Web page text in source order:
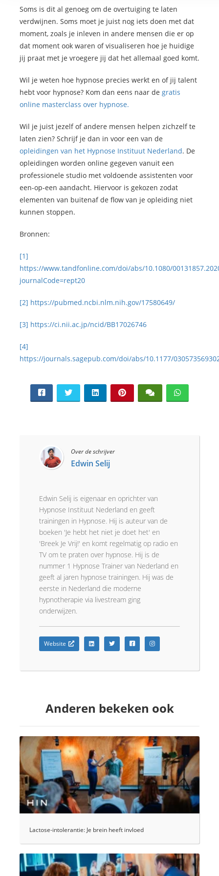
Soms is dit al genoeg om de overtuiging te laten
verdwijnen. Soms moet je juist nog iets doen met dat
moment, zoals je inleven in andere mensen die er op
dat moment ook waren of visualiseren hoe je huidige
jij praat met je vroegere jij dat het allemaal goed komt.
Wil je weten hoe hypnose precies werkt en of jij talent
hebt voor hypnose? Kom dan eens naar de gratis
online masterclass over hypnose.
Wil je juist jezelf of andere mensen helpen zichzelf te
laten zien? Schrijf je dan in voor een van de
opleidingen van het Hypnose Instituut Nederland. De
opleidingen worden online gegeven vanuit een
professionele studio met voldoende assistenten voor
een-op-een aandacht. Hiervoor is gekozen zodat
elementen van buitenaf de flow van je opleiding niet
kunnen stoppen.
Bronnen:
[1]
https://www.tandfonline.com/doi/abs/10.1080/
journalCode=rept20
[2] https://pubmed.ncbi.nlm.nih.gov/17580649/
[3] https://ci.nii.ac.jp/ncid/BB17026746
[4]
https://journals.sagepub.com/doi/abs/10.1177/
Over de schrijver
Edwin Selij
Edwin Selij is eigenaar en oprichter van
Hypnose Instituut Nederland en geeft
trainingen in Hypnose. Hij is auteur van de
boeken 'Je hebt het niet je doet het' en
'Breek Je Vrij!' en komt regelmatig op radio en
TV om te praten over hypnose. Hij is de
nummer 1 Hypnose Trainer van Nederland en
geeft al jaren hypnose trainingen. Hij was de
eerste in Nederland die moderne
hypnotherapie via livestream ging
onderwijzen.
Website
Anderen bekeken ook
Lactose-intolerantie: Je brein heeft invloed